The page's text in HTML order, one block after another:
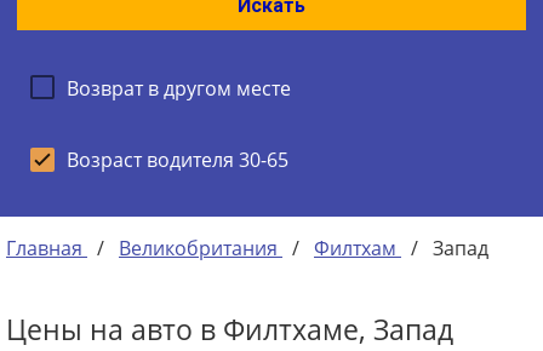
Искать
Возврат в другом месте
Возраст водителя 30-65
Главная / Великобритания / Филтхам / Запад
Цены на авто в Филтхаме, Запад